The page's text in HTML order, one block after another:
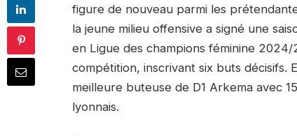
figure de nouveau parmi les
la jeune milieu offensive a signé une
en Ligue des champions féminine
compétition, inscrivant six buts décisifs.
meilleure buteuse de D1 Arkema avec
lyonnais.